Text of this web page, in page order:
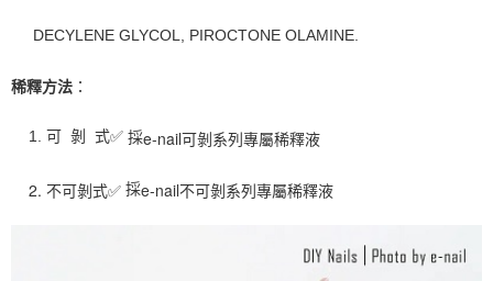
     DECYLENE GLYCOL, PIROCTONE OLAMINE.
稀釋方法 ：
    1. 可  剝  式✅
採e-nail可剝系列專屬稀釋液
2. 不可剝式✅ 採e-nail不可剝系列專屬稀釋液